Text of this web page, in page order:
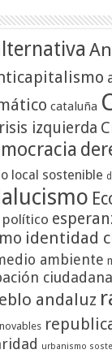
cataluña
izquierda
local sostenible
político
identidad
ambiente
ciudadana
andaluz
urbanismo